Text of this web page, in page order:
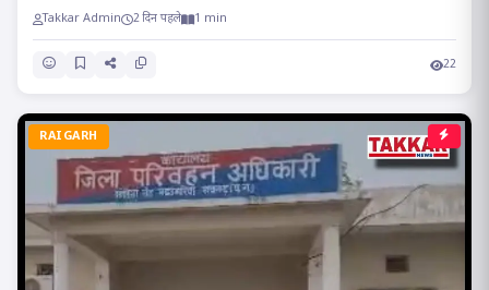
Takkar Admin 2 दिन पहले 1 min
22
RAIGARH